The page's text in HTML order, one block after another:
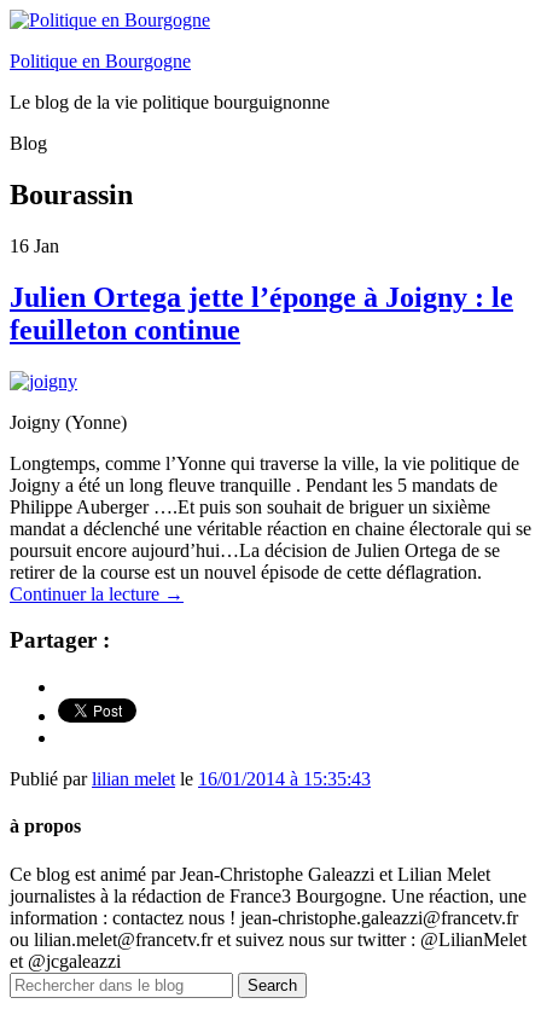
Politique en Bourgogne
Le blog de la vie politique bourguignonne
Blog
Bourassin
16 Jan
Julien Ortega jette l’éponge à Joigny : le
feuilleton continue
Joigny (Yonne)
Longtemps, comme l’Yonne qui traverse la ville, la vie politique de
Joigny a été un long fleuve tranquille . Pendant les 5 mandats de
Philippe Auberger ….Et puis son souhait de briguer un sixième
mandat a déclenché une véritable réaction en chaine électorale qui se
poursuit encore aujourd’hui…La décision de Julien Ortega de se
retirer de la course est un nouvel épisode de cette déflagration.
Continuer la lecture →
Partager :
Publié parlilian melet le 16/01/2014 à 15:35:43
à propos
Ce blog est animé par Jean-Christophe Galeazzi et Lilian Melet
journalistes à la rédaction de France3 Bourgogne. Une réaction, une
information : contactez nous ! jean-christophe.galeazzi@francetv.fr
ou lilian.melet@francetv.fr et suivez nous sur twitter : @LilianMelet
et @jcgaleazzi